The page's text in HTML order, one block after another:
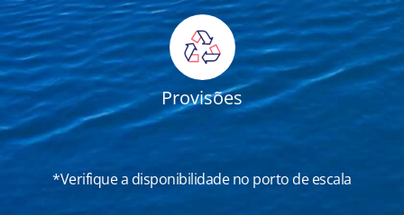
Provisões
*Verifique a disponibilidade no porto de escala